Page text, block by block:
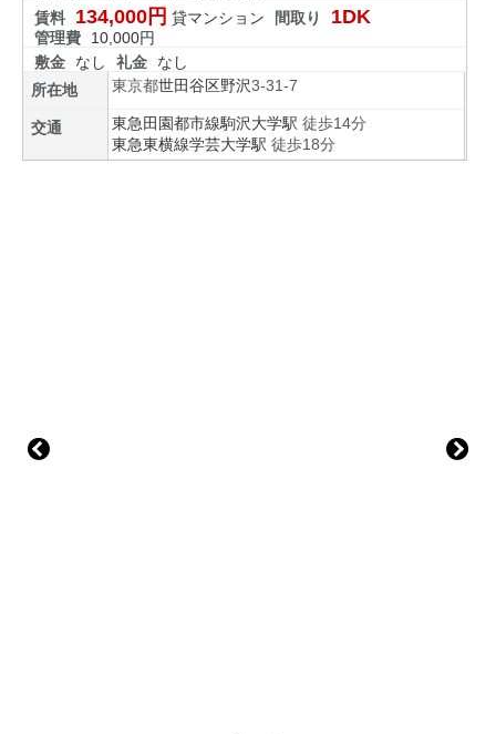
賃料
134,000円 貸マンション 間取り 1DK
管理費
10,000円
敷金
なし 礼金
なし
所在地
東京都世田谷区野沢3-31-7
交通 東急田園都市線駒沢大学駅 徒歩14分
東急東横線学芸大学駅 徒歩18分